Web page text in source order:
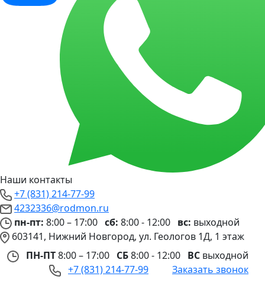
Наши контакты
+7 (831) 214-77-99
4232336@rodmon.ru
пн-пт: 8:00 – 17:00 сб: 8:00 - 12:00 вс: выходной
603141, Нижний Новгород, ул. Геологов 1Д, 1 этаж
ПН-ПТ8:00 – 17:00 СБ8:00 - 12:00 ВС выходной
+7 (831) 214-77-99
Заказать звонок